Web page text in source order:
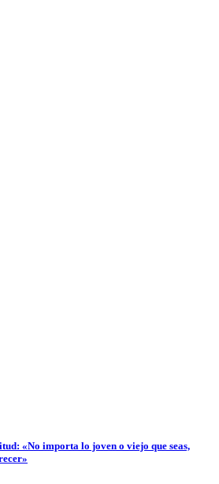
«No importa lo joven o viejo que seas,